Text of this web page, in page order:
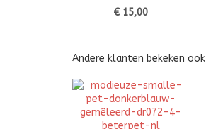
€ 15,00
Andere klanten bekeken ook